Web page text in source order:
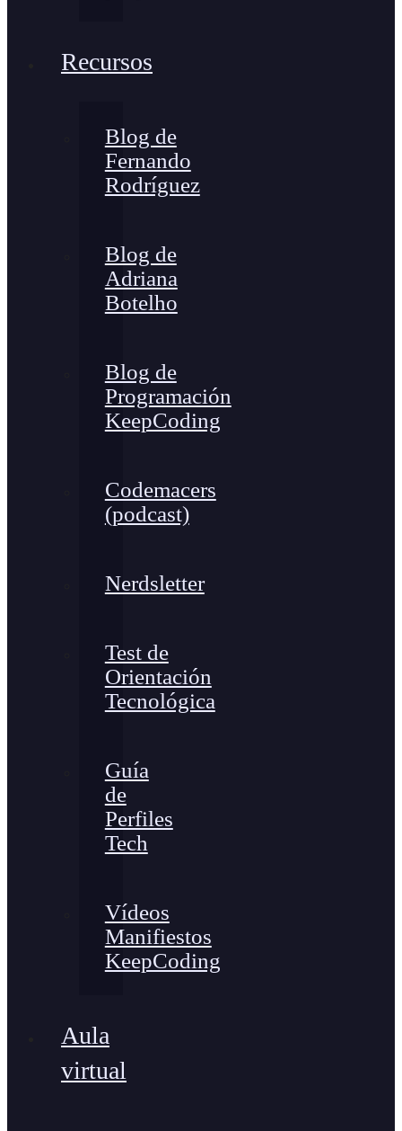
Recursos
Blog de
Fernando
Rodríguez
Blog de
Adriana
Botelho
Blog de
Programación
KeepCoding
Codemacers
(podcast)
Nerdsletter
Test de
Orientación
Tecnológica
Guía
de
Perfiles
Tech
Vídeos
Manifiestos
KeepCoding
Aula
virtual